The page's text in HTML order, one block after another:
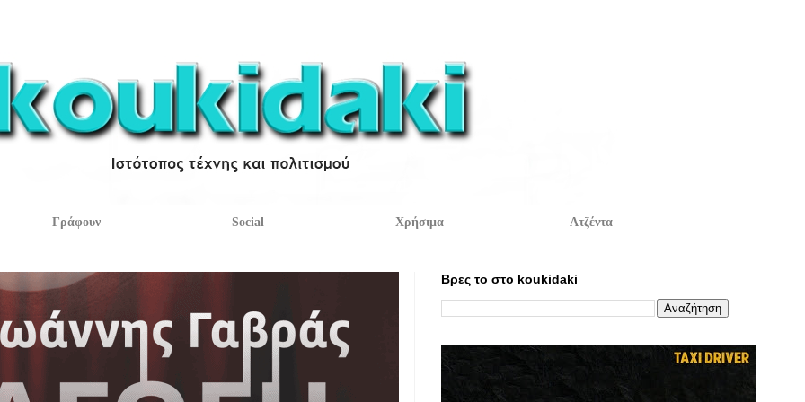
Γράφουν Social Χρήσιμα Ατζέντα
Βρες το στο koukidaki